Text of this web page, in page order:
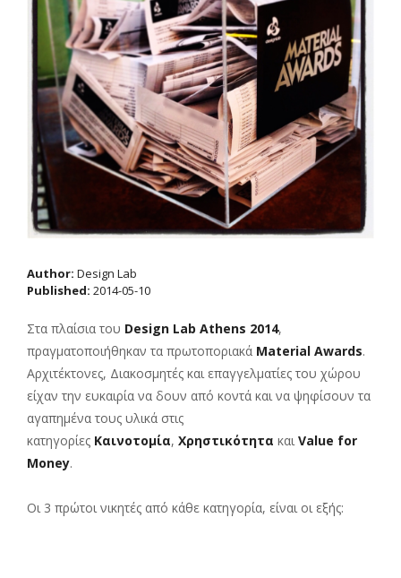
Author: Design Lab
Published: 2014-05-10
Στα πλαίσια του Design Lab Athens 2014,
πραγματοποιήθηκαν τα πρωτοποριακά Material Awards.
Αρχιτέκτονες, Διακοσμητές και επαγγελματίες του χώρου
είχαν την ευκαιρία να δουν από κοντά και να ψηφίσουν τα
αγαπημένα τους υλικά στις
κατηγορίες Καινοτομία, Χρηστικότητα καιValue for
Money.
Οι 3 πρώτοι νικητές από κάθε κατηγορία, είναι οι εξής: